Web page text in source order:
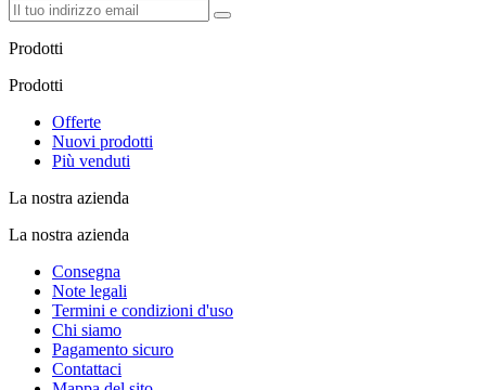
Prodotti
Prodotti
Offerte
Nuovi prodotti
Più venduti
La nostra azienda
La nostra azienda
Consegna
Note legali
Termini e condizioni d'uso
Chi siamo
Pagamento sicuro
Contattaci